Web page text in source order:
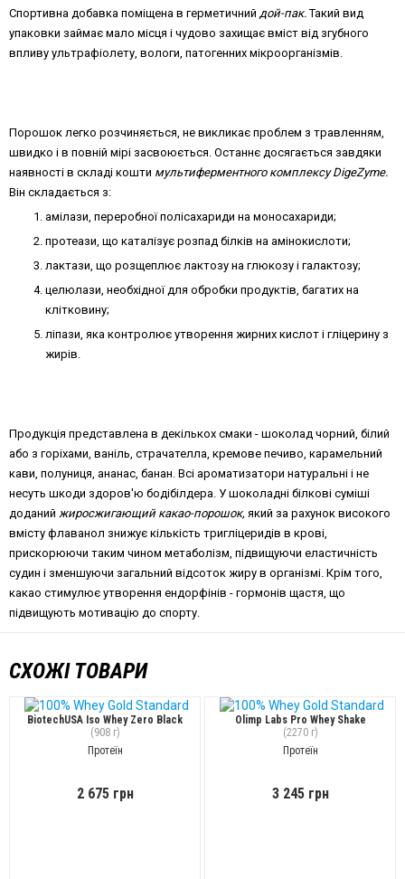
Спортивна добавка поміщена в герметичний дой-пак.Такий вид
упаковки займає мало місця і чудово захищає вміст від згубного
впливу ультрафіолету, вологи, патогенних мікроорганізмів.
Порошок легко розчиняється, не викликає проблем з травленням,
швидко і в повній мірі засвоюється. Останнє досягається завдяки
наявності в складі кошти мультиферментного комплексу DigeZyme.
Він складається з:
амілази, переробної полісахариди на моносахариди;
протеази, що каталізує розпад білків на амінокислоти;
лактази, що розщеплює лактозу на глюкозу і галактозу;
целюлази, необхідної для обробки продуктів, багатих на
клітковину;
ліпази, яка контролює утворення жирних кислот і гліцерину з
жирів.
Продукція представлена в декількох смаки - шоколад чорний, білий
або з горіхами, ваніль, страчателла, кремове печиво, карамельний
кави, полуниця, ананас, банан. Всі ароматизатори натуральні і не
несуть шкоди здоров'ю бодібілдера. У шоколадні білкові суміші
доданий жиросжигающий какао-порошок, який за рахунок високого
вмісту флаванол знижує кількість тригліцеридів в крові,
прискорюючи таким чином метаболізм, підвищуючи еластичність
судин і зменшуючи загальний відсоток жиру в організмі. Крім того,
какао стимулює утворення ендорфінів - гормонів щастя, що
підвищують мотивацію до спорту.
СХОЖІ ТОВАРИ
BiotechUSA Iso Whey Zero Black
(908 г)
Протеїн
2 675 грн
Olimp Labs Pro Whey Shake
(2270 г)
Протеїн
3 245 грн